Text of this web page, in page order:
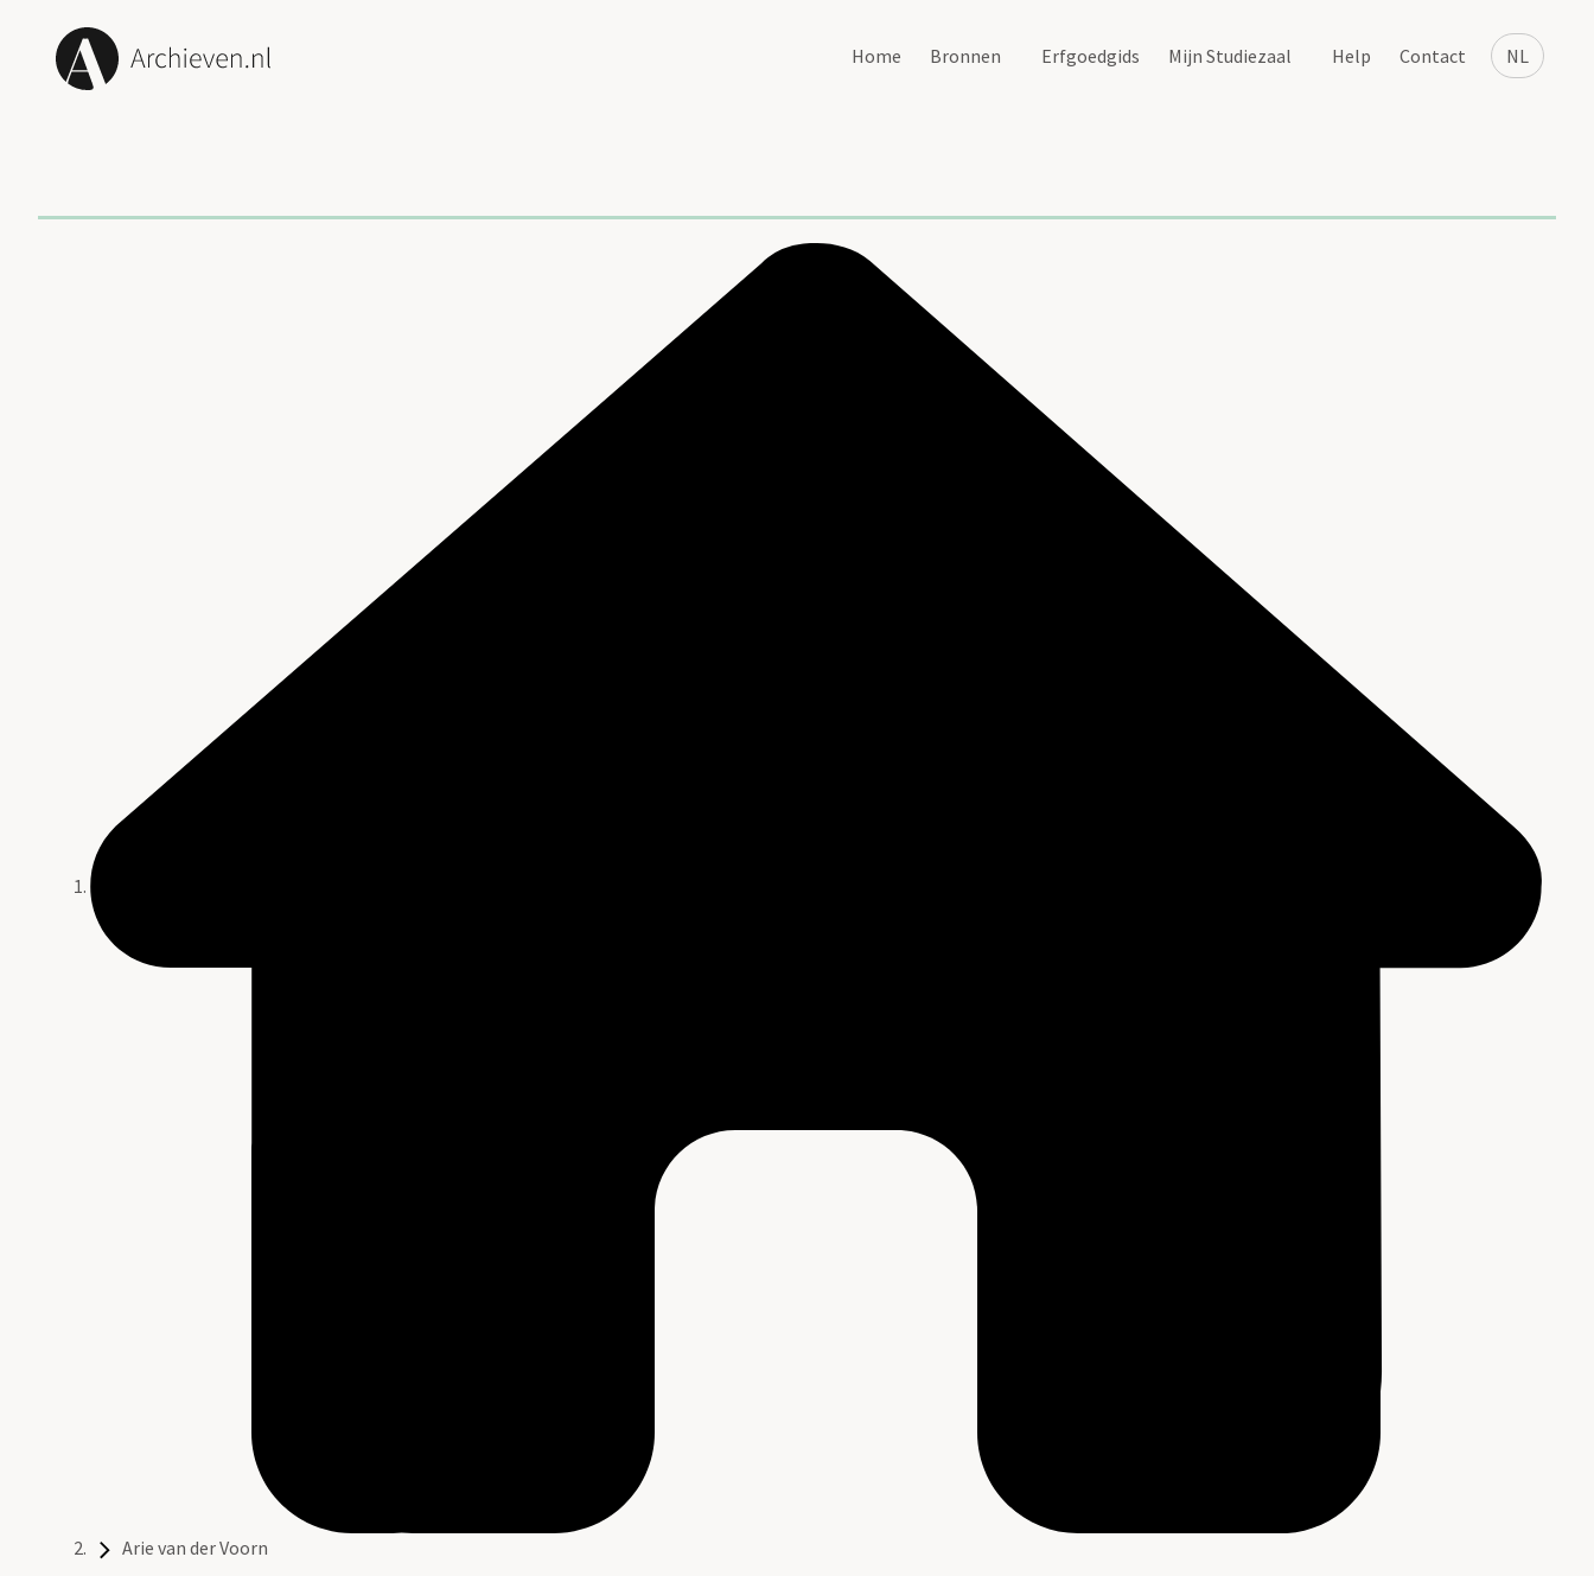
NL
Home Bronnen Erfgoedgids Mijn Studiezaal Help Contact
Arie van der Voorn